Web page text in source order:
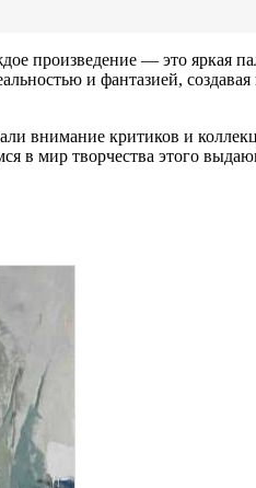
произведение — это яркая
и фантазией,
внимание критиков и
в мир творчества этого